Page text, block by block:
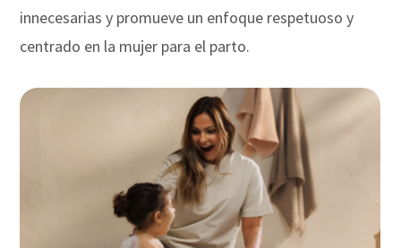
innecesarias y promueve un enfoque respetuoso y
centrado en la mujer para el parto.